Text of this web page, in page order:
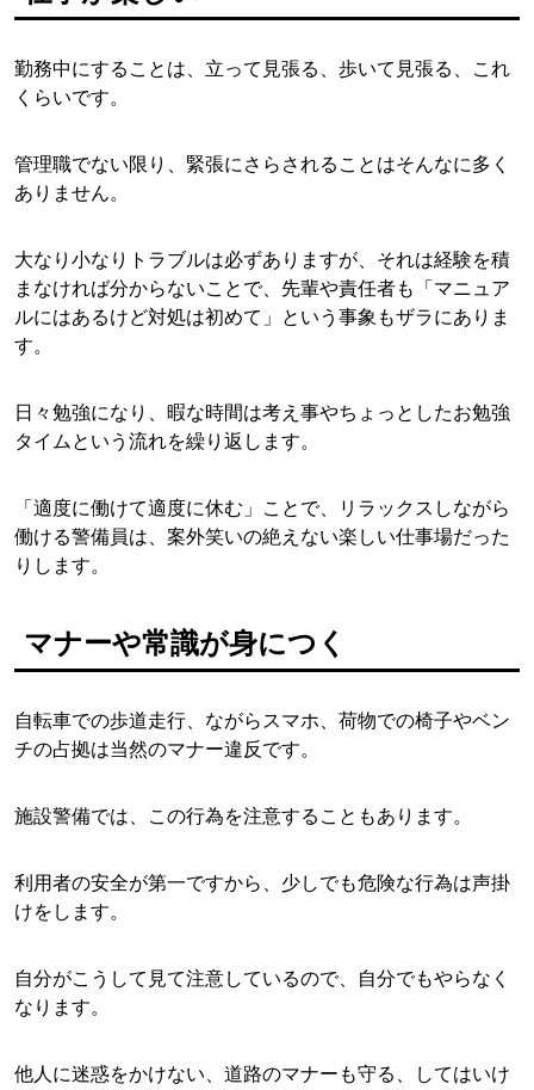
勤務中にすることは、立って見張る、歩いて見張る、これ
くらいです。
管理職でない限り、緊張にさらされることはそんなに多く
ありません。
大なり小なりトラブルは必ずありますが、それは経験を積
まなければ分からないことで、先輩や責任者も「マニュア
ルにはあるけど対処は初めて」という事象もザラにありま
す。
日々勉強になり、暇な時間は考え事やちょっとしたお勉強
タイムという流れを繰り返します。
「適度に働けて適度に休む」ことで、リラックスしながら
働ける警備員は、案外笑いの絶えない楽しい仕事場だった
りします。
マナーや常識が身につく
自転車での歩道走行、ながらスマホ、荷物での椅子やベン
チの占拠は当然のマナー違反です。
施設警備では、この行為を注意することもあります。
利用者の安全が第一ですから、少しでも危険な行為は声掛
けをします。
自分がこうして見て注意しているので、自分でもやらなく
なります。
他人に迷惑をかけない、道路のマナーも守る、してはいけ